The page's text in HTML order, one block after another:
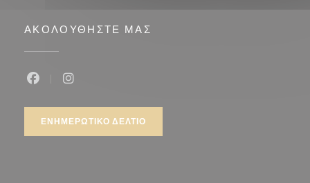
ΑΚΟΛΟΥΘΉΣΤΕ ΜΑΣ
ΕΝΗΜΕΡΩΤΙΚΌ ΔΕΛΤΊΟ